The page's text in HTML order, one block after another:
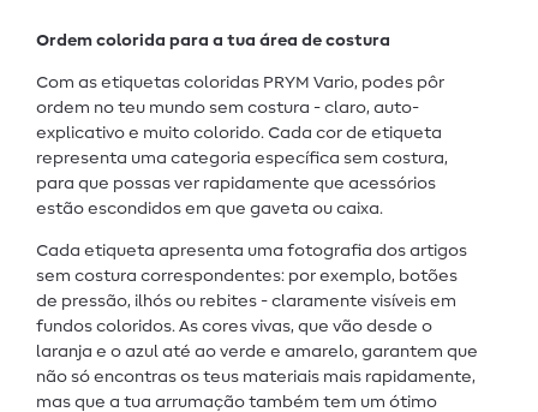
Ordem colorida para a tua área de costura
Com as etiquetas coloridas PRYM Vario, podes pôr
ordem no teu mundo sem costura - claro, auto-
explicativo e muito colorido. Cada cor de etiqueta
representa uma categoria específica sem costura,
para que possas ver rapidamente que acessórios
estão escondidos em que gaveta ou caixa.
Cada etiqueta apresenta uma fotografia dos artigos
sem costura correspondentes: por exemplo, botões
de pressão, ilhós ou rebites - claramente visíveis em
fundos coloridos. As cores vivas, que vão desde o
laranja e o azul até ao verde e amarelo, garantem que
não só encontras os teus materiais mais rapidamente,
mas que a tua arrumação também tem um ótimo